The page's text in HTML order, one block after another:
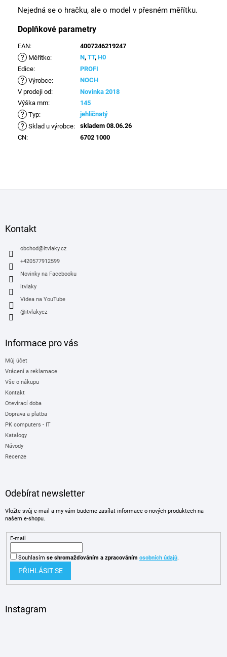
Nejedná se o hračku, ale o model v přesném měřítku.
Doplňkové parametry
EAN: 4007246219247
? Měřítko: N, TT, H0
Edice: PROFI
? Výrobce:
NOCH
V prodeji od:
Novinka 2018
Výška mm: 145
? Typ: jehličnatý
? Sklad u výrobce:
skladem 08.06.26
CN: 6702 1000
Kontakt
obchod@itvlaky.cz
+420577912599
Novinky na Facebooku
itvlaky
Videa na YouTube
@itvlakycz
Informace pro vás
Můj účet
Vrácení a reklamace
Vše o nákupu
Kontakt
Otevírací doba
Doprava a platba
PK computers - IT
Katalogy
Návody
Recenze
Odebírat newsletter
Vložte svůj e-mail a my vám budeme zasílat informace o nových produktech na
našem e-shopu.
E-mail
Souhlasím se shromažďováním a zpracováním osobních údajů.
PŘIHLÁSIT SE
Instagram